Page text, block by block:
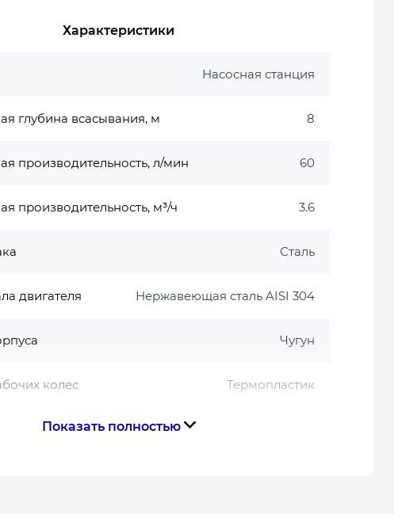
Характеристики
Насосная станция
глубина всасывания, м 8
производительность, л/мин 60
производительность, м³/ч 3.6
Сталь
двигателя Нержавеющая сталь AISI 304
Чугун
колес Термопластик
Показать полностью